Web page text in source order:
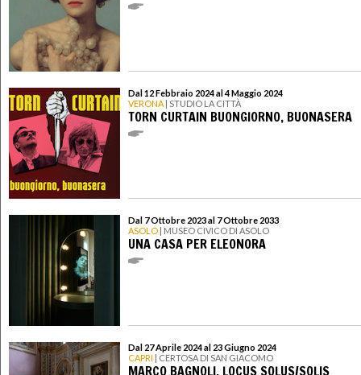
Dal 12 Febbraio 2024 al 4 Maggio 2024
VERONA | STUDIO LA CITTÀ
TORN CURTAIN BUONGIORNO, BUONASERA
Dal 7 Ottobre 2023 al 7 Ottobre 2033
ASOLO | MUSEO CIVICO DI ASOLO
UNA CASA PER ELEONORA
Dal 27 Aprile 2024 al 23 Giugno 2024
CAPRI | CERTOSA DI SAN GIACOMO
MARCO BAGNOLI. LOCUS SOLUS/SOLIS